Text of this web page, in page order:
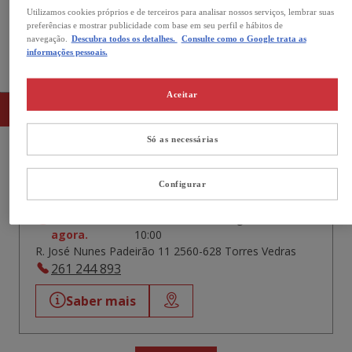
Aberto agora
Lista Mapa
Kiwoko Torres Vedras
4,5
52 Avaliações
agora.
10:00
R. José Nunes Padeirão 11 2560-628 Torres Vedras
261 244 893
Saber mais
Utilizamos cookies próprios e de terceiros para analisar nossos serviços, lembrar suas
preferências e mostrar publicidade com base em seu perfil e hábitos de
navegação.
Descubra todos os detalhes.
Consulte como o Google trata as
informações pessoais.
Só as necessárias
Aceitar
Configurar